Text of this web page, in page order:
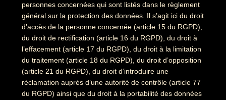
personnes concernées qui sont listés dans le règlement
général sur la protection des données. Il s’agit ici du droit
d’accès de la personne concernée (article 15 du RGPD),
du droit de rectification (article 16 du RGPD), du droit à
l’effacement (article 17 du RGPD), du droit à la limitation
du traitement (article 18 du RGPD), du droit d’opposition
(article 21 du RGPD), du droit d’introduire une
réclamation auprès d’une autorité de contrôle (article 77
du RGPD) ainsi que du droit à la portabilité des données